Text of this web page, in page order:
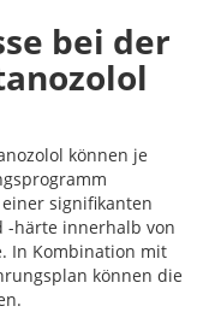
bei der
können je
signifikanten
-härte innerhalb von
In Kombination mit
können die